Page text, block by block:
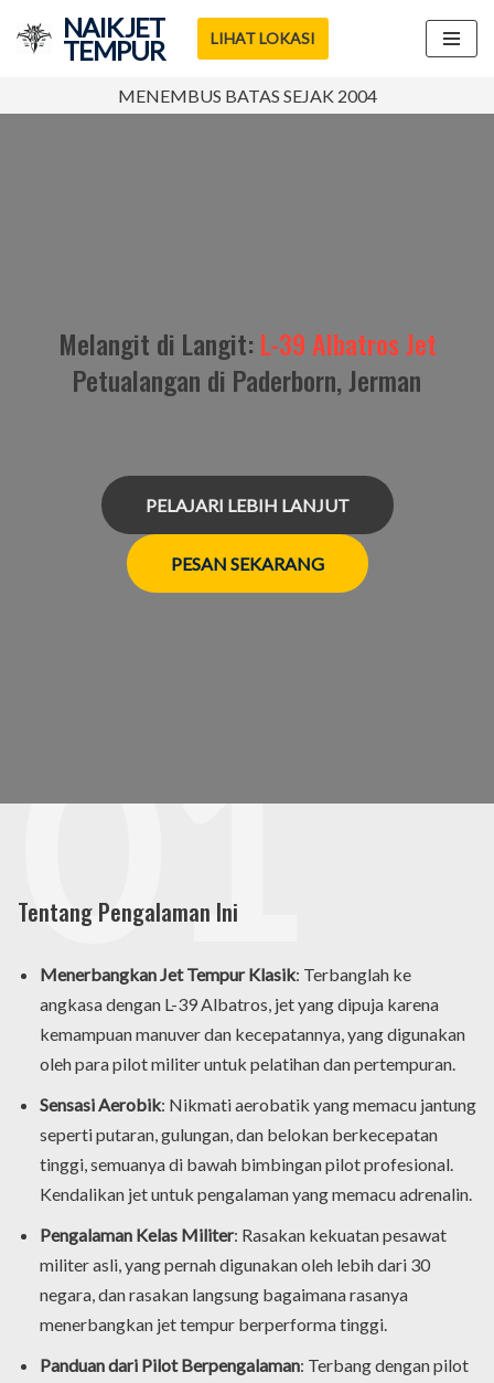
Lompat
konten
NAIK JET
TEMPUR LIHAT LOKASI
MENEMBUS BATAS SEJAK 2004
Melangit di Langit: L-39 Albatros Jet
Petualangan di Paderborn, Jerman
PELAJARI LEBIH LANJUT
PESAN SEKARANG
01
Tentang Pengalaman Ini
Menerbangkan Jet Tempur Klasik: Terbanglah ke
angkasa dengan L-39 Albatros, jet yang dipuja karena
kemampuan manuver dan kecepatannya, yang digunakan
oleh para pilot militer untuk pelatihan dan pertempuran.
Sensasi Aerobik: Nikmati aerobatik yang memacu jantung
seperti putaran, gulungan, dan belokan berkecepatan
tinggi, semuanya di bawah bimbingan pilot profesional.
Kendalikan jet untuk pengalaman yang memacu adrenalin.
Pengalaman Kelas Militer: Rasakan kekuatan pesawat
militer asli, yang pernah digunakan oleh lebih dari 30
negara, dan rasakan langsung bagaimana rasanya
menerbangkan jet tempur berperforma tinggi.
Panduan dari Pilot Berpengalaman: Terbang dengan pilot